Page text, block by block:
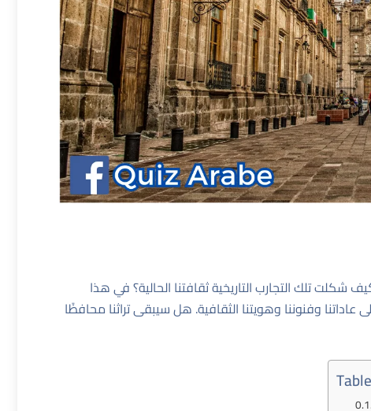
تلك التجارب التاريخية ثقافتنا الحالية؟ في هذا
وفنوننا وهويتنا الثقافية. هل سيبقى تراثنا محافظًا